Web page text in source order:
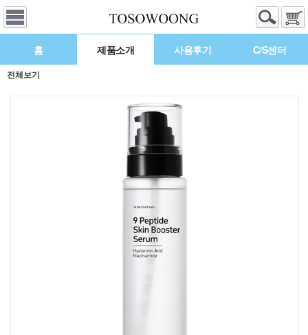
홈 제품소개 사용후기 C/S센터
전체보기